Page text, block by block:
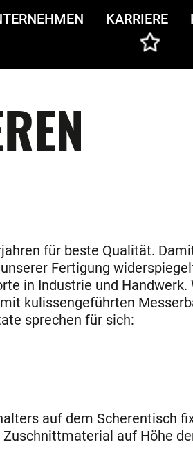
KARRIERE
für beste Qualität.
Fertigung
in Industrie und Handwerk.
kulissengeführten
sprechen für sich:
auf dem Scherentisch
auf Höhe